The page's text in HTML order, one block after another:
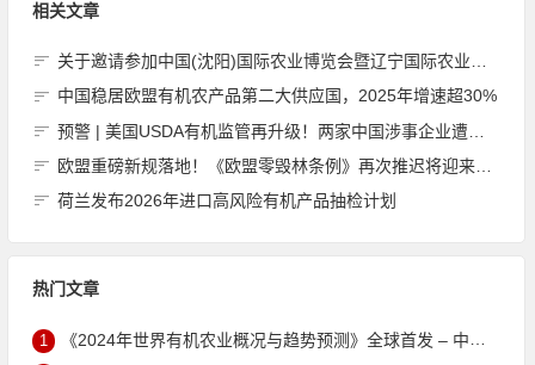
相关文章
关于邀请参加中国(沈阳)国际农业博览会暨辽宁国际农业博览会的函
中国稳居欧盟有机农产品第二大供应国，2025年增速超30%
预警 | 美国USDA有机监管再升级！两家中国涉事企业遭严查，2025年进口数据全面公开
欧盟重磅新规落地！《欧盟零毁林条例》再次推迟将迎来重大调整，企业合规负担大幅减轻
荷兰发布2026年进口高风险有机产品抽检计划
热门文章
1 《2024年世界有机农业概况与趋势预测》全球首发 – 中国有机市场规模跻身世界第三